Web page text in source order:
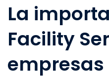
La
Facility
empresas